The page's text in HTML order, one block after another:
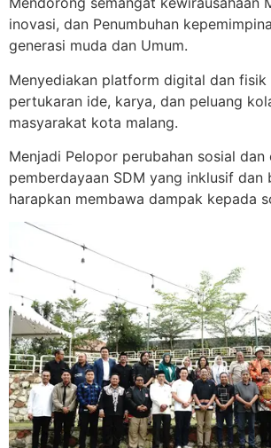
inovasi, dan Penumbuhan
generasi muda dan Umum.
Menyediakan platform digital dan fisik
pertukaran ide, karya, dan peluang
masyarakat kota malang.
Menjadi Pelopor perubahan sosial dan
pemberdayaan SDM yang inklusif dan
harapkan membawa dampak kepada